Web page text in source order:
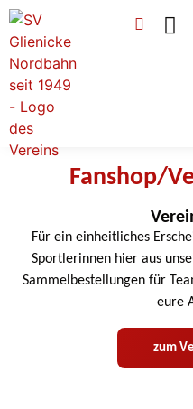
Fanshop/
Für ein einheitliches
Sportlerinnen hier aus
Sammelbestellungen für
eure
zum